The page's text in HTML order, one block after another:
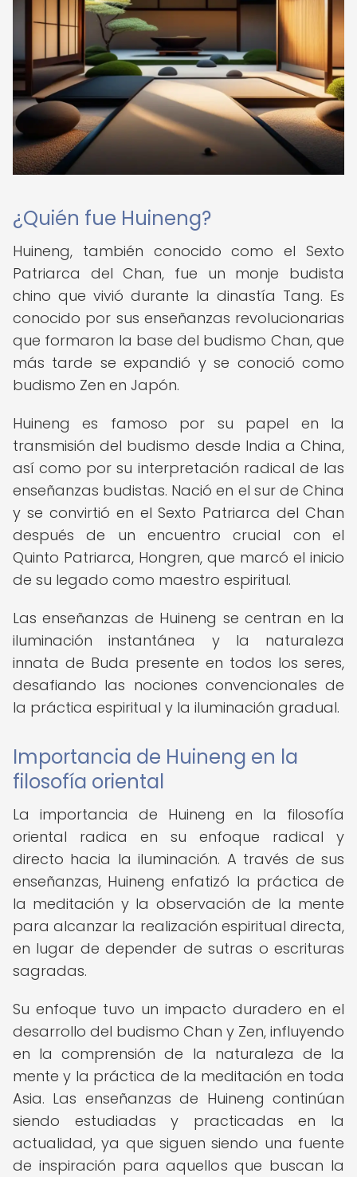
¿Quién fue Huineng?
Huineng, también conocido como el Sexto
Patriarca del Chan, fue un monje budista
chino que vivió durante la dinastía Tang. Es
conocido por sus enseñanzas revolucionarias
que formaron la base del budismo Chan, que
más tarde se expandió y se conoció como
budismo Zen en Japón.
Huineng es famoso por su papel en la
transmisión del budismo desde India a China,
así como por su interpretación radical de las
enseñanzas budistas. Nació en el sur de China
y se convirtió en el Sexto Patriarca del Chan
después de un encuentro crucial con el
Quinto Patriarca, Hongren, que marcó el inicio
de su legado como maestro espiritual.
Las enseñanzas de Huineng se centran en la
iluminación instantánea y la naturaleza
innata de Buda presente en todos los seres,
desafiando las nociones convencionales de
la práctica espiritual y la iluminación gradual.
Importancia de Huineng en la
filosofía oriental
La importancia de Huineng en la filosofía
oriental radica en su enfoque radical y
directo hacia la iluminación. A través de sus
enseñanzas, Huineng enfatizó la práctica de
la meditación y la observación de la mente
para alcanzar la realización espiritual directa,
en lugar de depender de sutras o escrituras
sagradas.
Su enfoque tuvo un impacto duradero en el
desarrollo del budismo Chan y Zen, influyendo
en la comprensión de la naturaleza de la
mente y la práctica de la meditación en toda
Asia. Las enseñanzas de Huineng continúan
siendo estudiadas y practicadas en la
actualidad, ya que siguen siendo una fuente
de inspiración para aquellos que buscan la